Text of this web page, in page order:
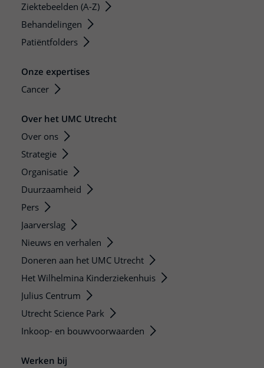
Ziektebeelden (A-Z)
Behandelingen
Patiëntfolders
Onze expertises
Cancer
Over het UMC Utrecht
Over ons
Strategie
Organisatie
Duurzaamheid
Pers
Jaarverslag
Nieuws en verhalen
Doneren aan het UMC Utrecht
Het Wilhelmina Kinderziekenhuis
Julius Centrum
Utrecht Science Park
Inkoop- en bouwvoorwaarden
Werken bij